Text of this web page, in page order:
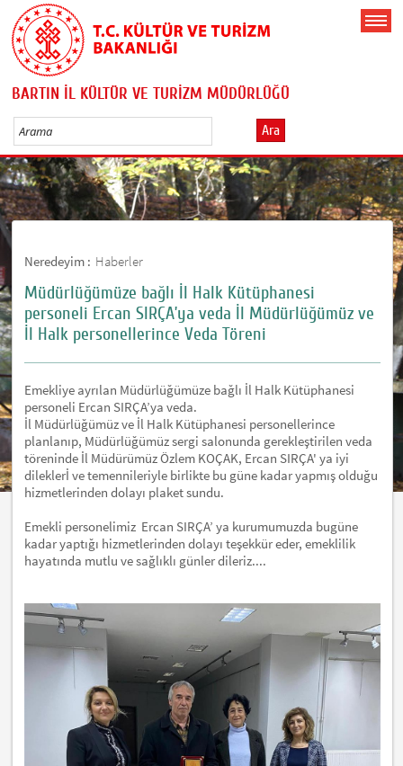
BARTIN İL KÜLTÜR VE TURİZM MÜDÜRLÜĞÜ
Ara
Neredeyim : Haberler
Müdürlüğümüze bağlı İl Halk Kütüphanesi
personeli Ercan SIRÇA’ya veda İl Müdürlüğümüz ve
İl Halk personellerince Veda Töreni
Emekliye ayrılan Müdürlüğümüze bağlı İl Halk Kütüphanesi
personeli Ercan SIRÇA’ya veda.
İl Müdürlüğümüz ve İl Halk Kütüphanesi personellerince
planlanıp, Müdürlüğümüz sergi salonunda gerekleştirilen veda
töreninde İl Müdürümüz Özlem KOÇAK, Ercan SIRÇA'ya iyi
dileklerİ ve temennileriyle birlikte bu güne kadar yapmış olduğu
hizmetlerinden dolayı plaket sundu.
Emekli personelimiz Ercan SIRÇA’ ya kurumumuzda bugüne
kadar yaptığı hizmetlerinden dolayı teşekkür eder, emeklilik
hayatında mutlu ve sağlıklı günler dileriz....